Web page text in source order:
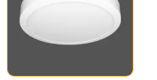
Q252.00.